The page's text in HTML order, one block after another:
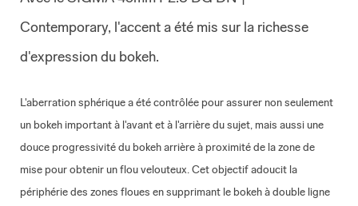
Contemporary, l'accent a été mis sur la richesse
d'expression du bokeh.
L'aberration sphérique a été contrôlée pour assurer non seulement
un bokeh important à l'avant et à l'arrière du sujet, mais aussi une
douce progressivité du bokeh arrière à proximité de la zone de
mise pour obtenir un flou velouteux. Cet objectif adoucit la
périphérie des zones floues en supprimant le bokeh à double ligne